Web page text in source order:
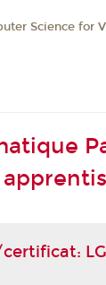
Science for